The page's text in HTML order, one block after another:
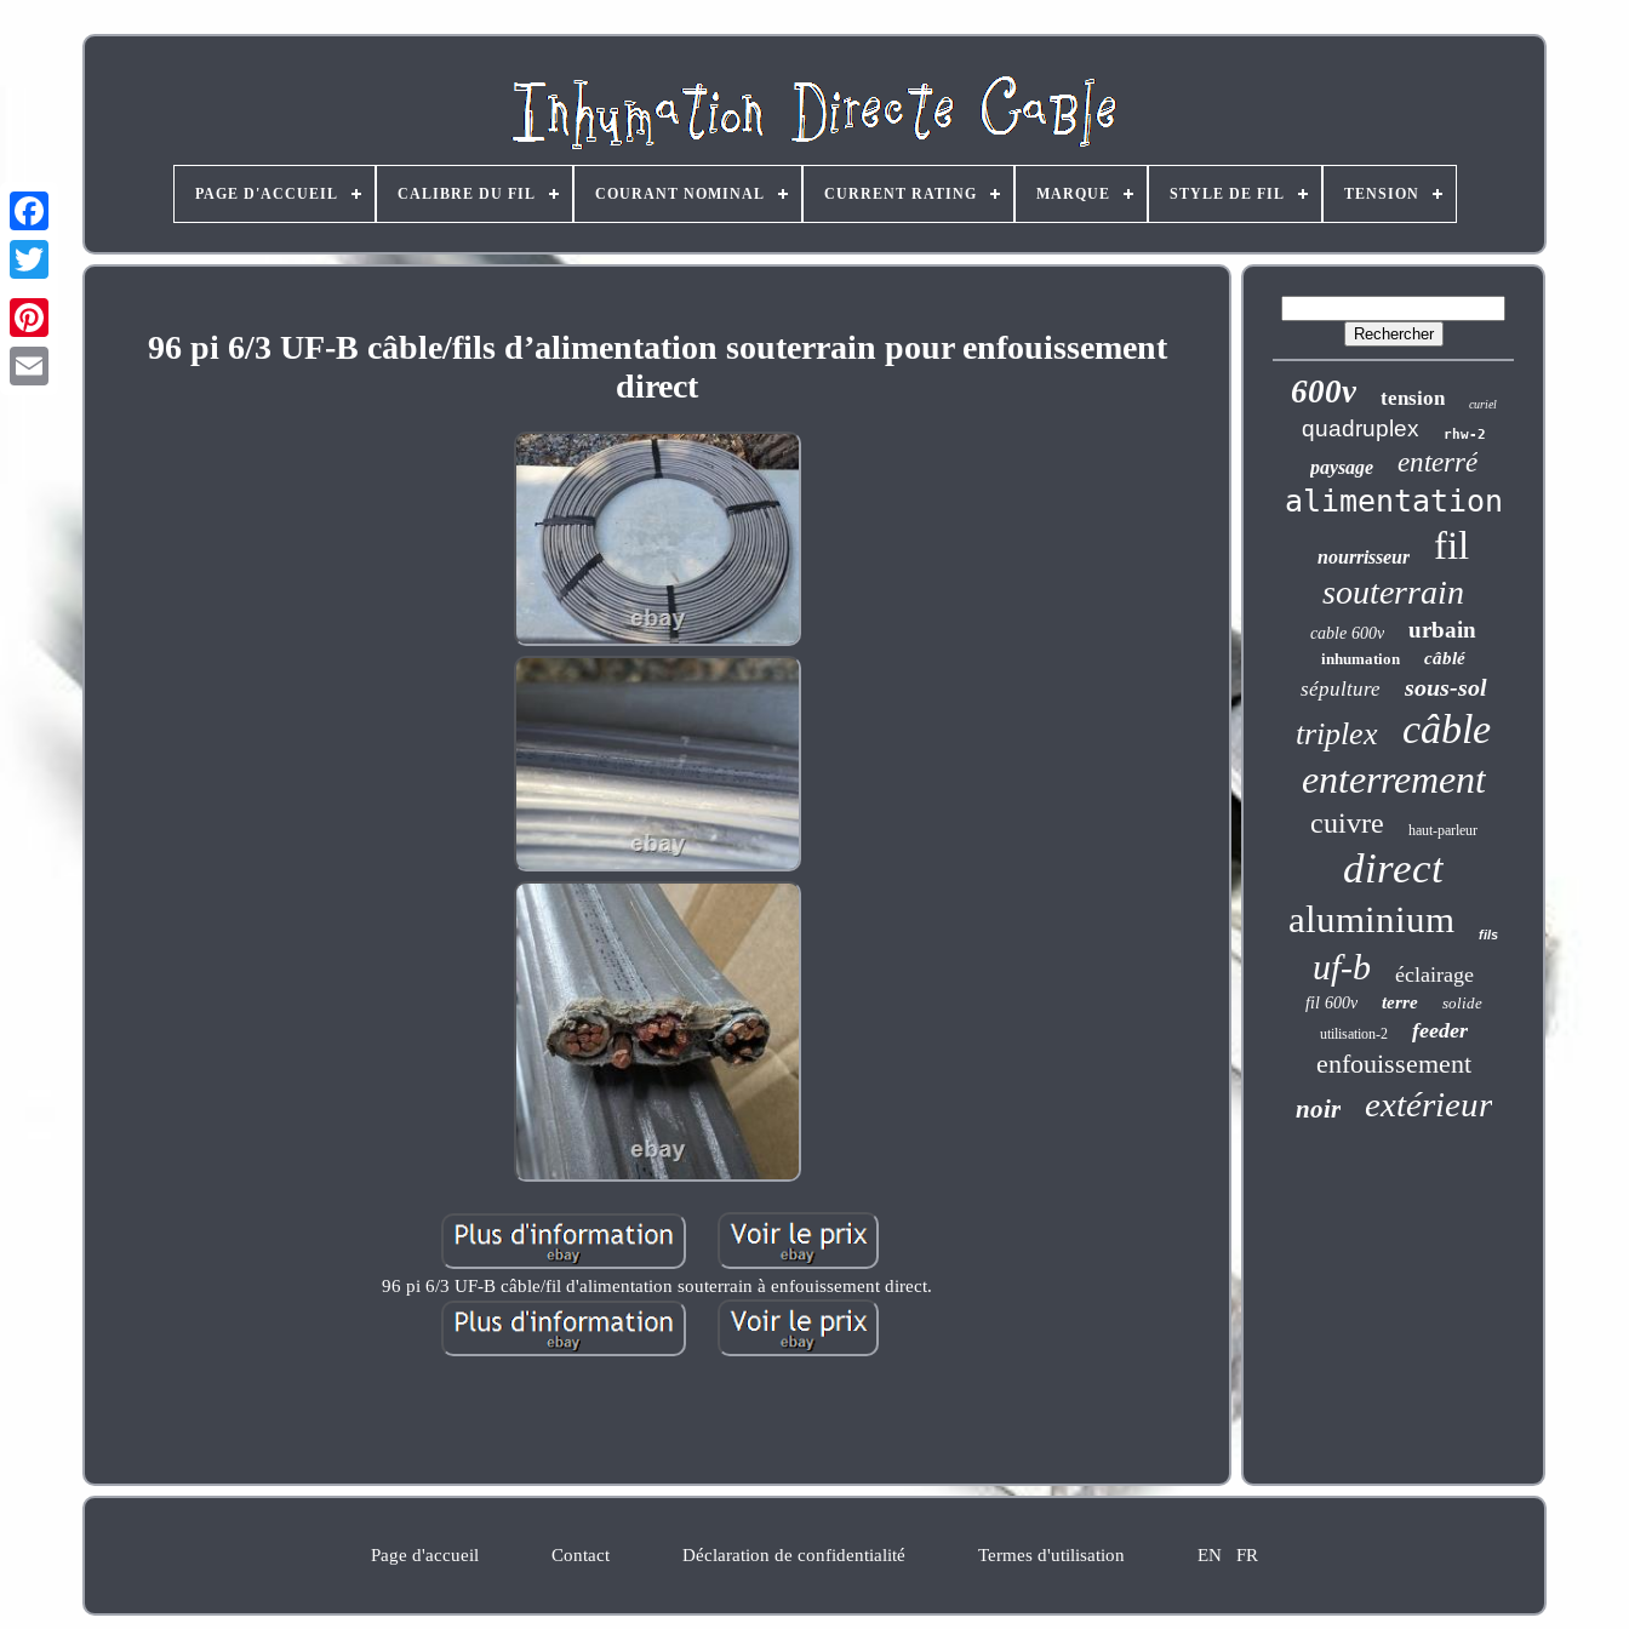
Pinterest
PAGE D'ACCUEIL CALIBRE DU FIL COURANT NOMINAL CURRENT RATING MARQUE STYLE DE FIL TENSION
96 pi 6/3 UF-B câble/fils d’alimentation souterrain pour enfouissement
direct
96 pi 6/3 UF-B câble/fil d'alimentation souterrain à enfouissement direct.
600v tension curiel
quadruplex rhw-2
paysage enterré
alimentation
nourrisseur fil
souterrain
cable 600v urbain
inhumation câblé
sépulture sous-sol
triplex câble
enterrement
cuivre haut-parleur
direct
aluminium fils
uf-b éclairage
fil 600v terre solide
utilisation-2 feeder
enfouissement
noir extérieur
Page d'accueil Contact Déclaration de confidentialité Termes d'utilisation EN FR